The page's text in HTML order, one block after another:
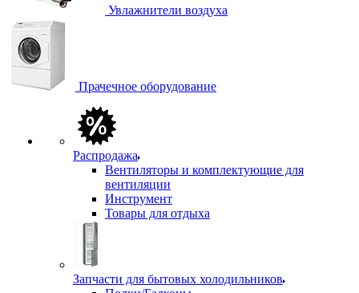
Увлажнители воздуха
Прачечное оборудование
Распродажа
Вентиляторы и комплектующие для
вентиляции
Инструмент
Товары для отдыха
Запчасти для бытовых холодильников